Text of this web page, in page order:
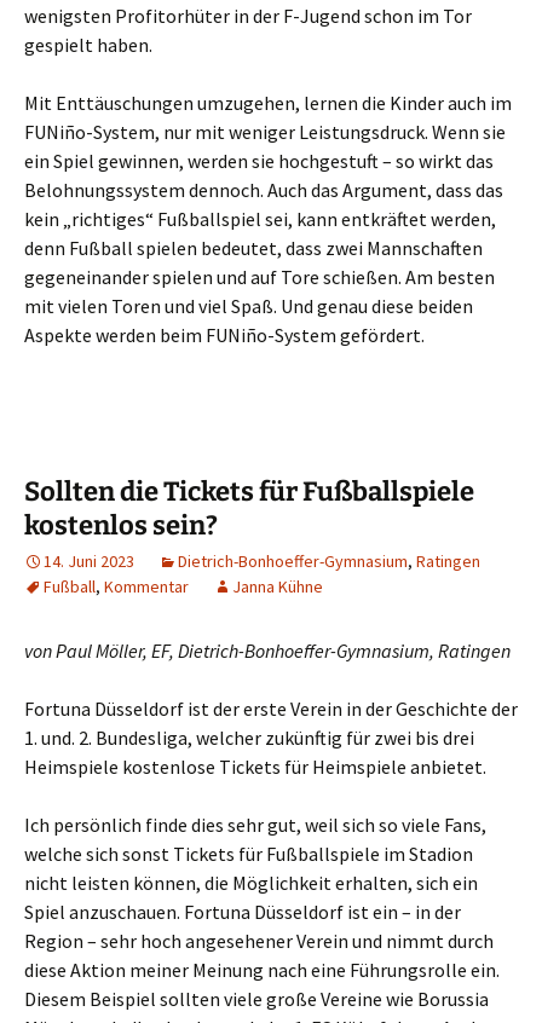
wenigsten Profitorhüter in der F-Jugend schon im Tor
gespielt haben.
Mit Enttäuschungen umzugehen, lernen die Kinder auch im
FUNiño-System, nur mit weniger Leistungsdruck. Wenn sie
ein Spiel gewinnen, werden sie hochgestuft – so wirkt das
Belohnungssystem dennoch. Auch das Argument, dass das
kein „richtiges“ Fußballspiel sei, kann entkräftet werden,
denn Fußball spielen bedeutet, dass zwei Mannschaften
gegeneinander spielen und auf Tore schießen. Am besten
mit vielen Toren und viel Spaß. Und genau diese beiden
Aspekte werden beim FUNiño-System gefördert.
Sollten die Tickets für Fußballspiele
kostenlos sein?
14. Juni 2023 Dietrich-Bonhoeffer-Gymnasium, Ratingen
Fußball, Kommentar Janna Kühne
von Paul Möller, EF, Dietrich-Bonhoeffer-Gymnasium, Ratingen
Fortuna Düsseldorf ist der erste Verein in der Geschichte der
1. und. 2. Bundesliga, welcher zukünftig für zwei bis drei
Heimspiele kostenlose Tickets für Heimspiele anbietet.
Ich persönlich finde dies sehr gut, weil sich so viele Fans,
welche sich sonst Tickets für Fußballspiele im Stadion
nicht leisten können, die Möglichkeit erhalten, sich ein
Spiel anzuschauen. Fortuna Düsseldorf ist ein – in der
Region – sehr hoch angesehener Verein und nimmt durch
diese Aktion meiner Meinung nach eine Führungsrolle ein.
Diesem Beispiel sollten viele große Vereine wie Borussia